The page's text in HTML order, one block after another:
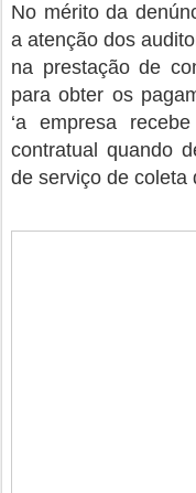
No mérito da
a atenção dos
na prestação de
para obter os
‘a empresa
contratual quando
de serviço de coleta